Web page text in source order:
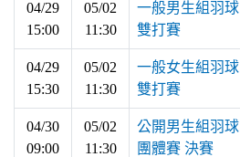
04/29
15:00
05/02
11:30
一般男生組羽球
雙打賽
04/29
15:30
05/02
11:30
一般女生組羽球
雙打賽
04/30
09:00
05/02
11:30
公開男生組羽球
團體賽 決賽